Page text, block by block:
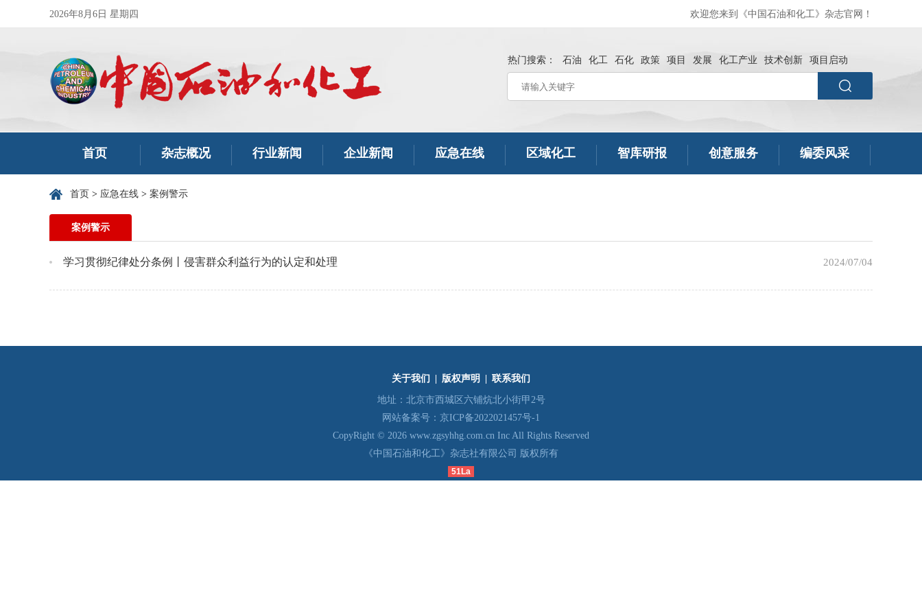
2026年8月6日 星期四 欢迎您来到《中国石油和化工》杂志官网！
热门搜索： 石油 化工 石化 政策 项目 发展 化工产业 技术创新 项目启动
首页 杂志概况 行业新闻 企业新闻 应急在线 区域化工 智库研报 创意服务 编委风采
首页 > 应急在线 > 案例警示
案例警示
学习贯彻纪律处分条例丨侵害群众利益行为的认定和处理 2024/07/04
关于我们 版权声明 联系我们
地址：北京市西城区六铺炕北小街甲2号
网站备案号： 京ICP备2022021457号-1
CopyRight © 2026 www.zgsyhhg.com.cn Inc All Rights Reserved
《中国石油和化工》杂志社有限公司 版权所有
51La